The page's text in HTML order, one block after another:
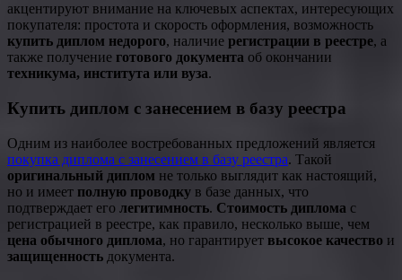
акцентируют внимание на ключевых аспектах, интересующих
покупателя: простота и скорость оформления, возможность
купить диплом недорого, наличие регистрации в реестре, а
также получение готового документа об окончании
техникума, института или вуза.
Купить диплом с занесением в базу реестра
Одним из наиболее востребованных предложений является
покупка диплома с занесением в базу реестра. Такой
оригинальный диплом не только выглядит как настоящий,
но и имеет полную проводку в базе данных, что
подтверждает его легитимность. Стоимость диплома с
регистрацией в реестре, как правило, несколько выше, чем
цена обычного диплома, но гарантирует высокое качество и
защищенность документа.